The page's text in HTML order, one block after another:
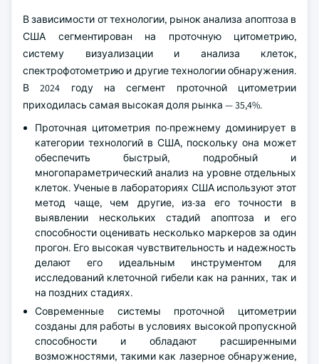
В зависимости от технологии, рынок анализа апоптоза в
США сегментирован на проточную цитометрию,
систему визуализации и анализа клеток,
спектрофотометрию и другие технологии обнаружения.
В 2024 году на сегмент проточной цитометрии
приходилась самая высокая доля рынка — 35,4%.
Проточная цитометрия по-прежнему доминирует в
категории технологий в США, поскольку она может
обеспечить быстрый, подробный и
многопараметрический анализ на уровне отдельных
клеток. Ученые в лабораториях США используют этот
метод чаще, чем другие, из-за его точности в
выявлении нескольких стадий апоптоза и его
способности оценивать несколько маркеров за один
прогон. Его высокая чувствительность и надежность
делают его идеальным инструментом для
исследований клеточной гибели как на ранних, так и
на поздних стадиях.
Современные системы проточной цитометрии
созданы для работы в условиях высокой пропускной
способности и обладают расширенными
возможностями, такими как лазерное обнаружение,